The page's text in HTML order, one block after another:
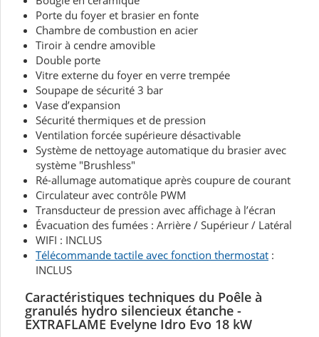
Porte du foyer et brasier en fonte
Chambre de combustion en acier
Tiroir à cendre amovible
Double porte
Vitre externe du foyer en verre trempée
Soupape de sécurité 3 bar
Vase d’expansion
Sécurité thermiques et de pression
Ventilation forcée supérieure désactivable
Système de nettoyage automatique du brasier avec
système "Brushless"
Ré-allumage automatique après coupure de courant
Circulateur avec contrôle PWM
Transducteur de pression avec affichage à l’écran
Évacuation des fumées : Arrière / Supérieur / Latéral
WIFI : INCLUS
Télécommande tactile avec fonction thermostat :
INCLUS
Caractéristiques techniques du Poêle à
granulés hydro silencieux étanche -
EXTRAFLAME Evelyne Idro Evo 18 kW